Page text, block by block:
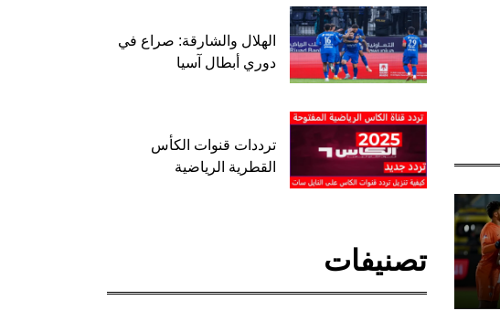
الهلال والشارقة: صراع في
دوري أبطال آسيا
ترددات قنوات الكأس
القطرية الرياضية
تصنيفات